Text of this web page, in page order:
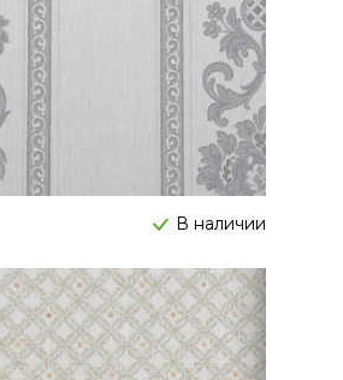
В наличии